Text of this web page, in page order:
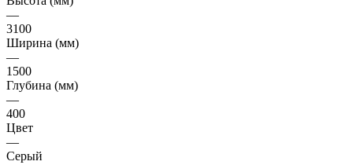
—
3100
Ширина (мм)
—
1500
Глубина (мм)
—
400
Цвет
—
Серый